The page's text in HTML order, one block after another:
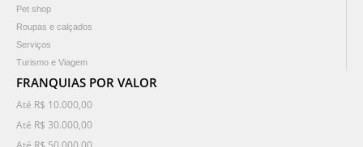
Pet shop
Roupas e calçados
Serviços
Turismo e Viagem
FRANQUIAS POR VALOR
Até R$ 10.000,00
Até R$ 30.000,00